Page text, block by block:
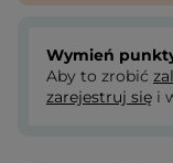
Wymień
Aby to zrobić
zarejestruj się i